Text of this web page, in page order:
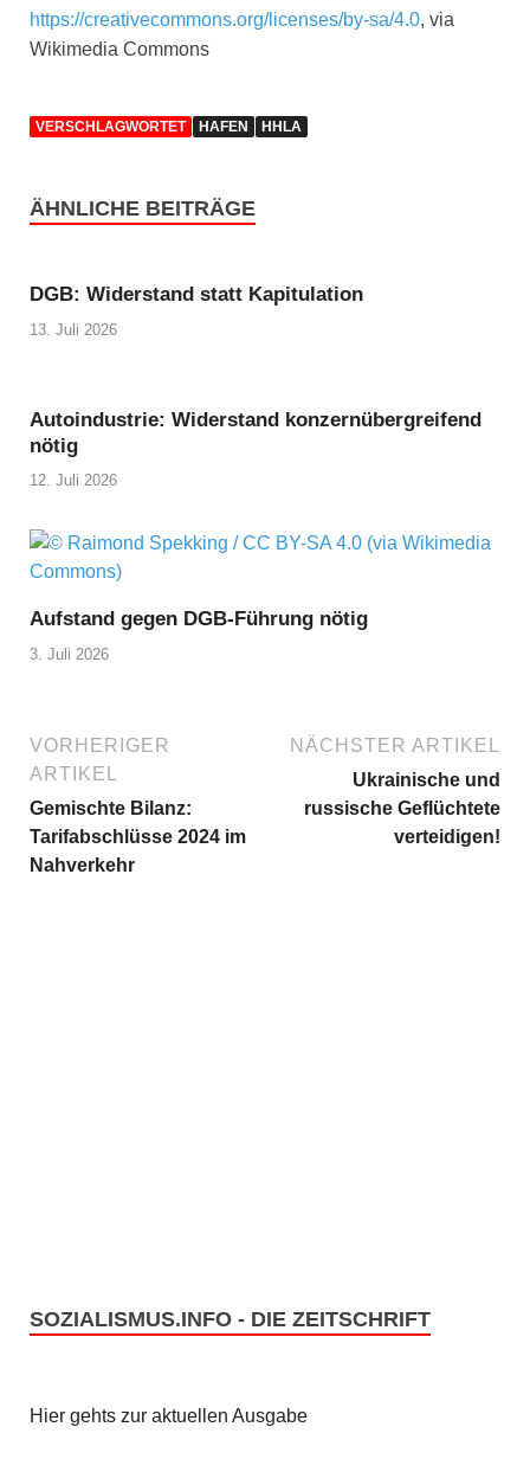
https://creativecommons.org/licenses/by-sa/4.0, via
Wikimedia Commons
VERSCHLAGWORTET HAFEN HHLA
ÄHNLICHE BEITRÄGE
DGB: Widerstand statt Kapitulation
13. Juli 2026
Autoindustrie: Widerstand konzernübergreifend
nötig
12. Juli 2026
Aufstand gegen DGB-Führung nötig
3. Juli 2026
VORHERIGER
ARTIKEL
Gemischte Bilanz:
Tarifabschlüsse 2024 im
Nahverkehr
NÄCHSTER ARTIKEL
Ukrainische und
russische Geflüchtete
verteidigen!
SOZIALISMUS.INFO - DIE ZEITSCHRIFT
Hier gehts zur aktuellen Ausgabe